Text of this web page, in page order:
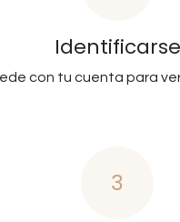
Identificarse
con tu cuenta para
3